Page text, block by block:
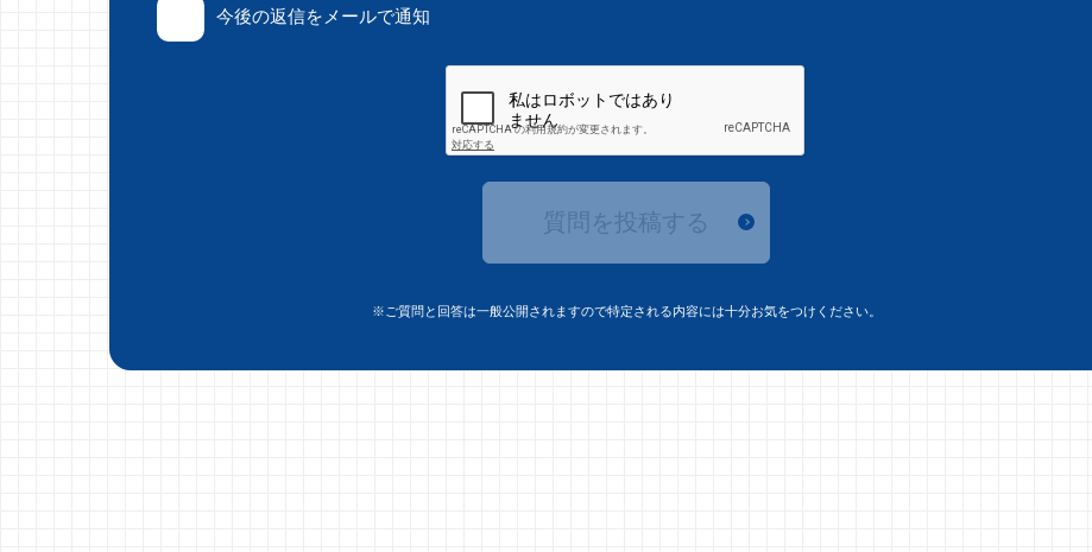
今後の返信をメールで通知
質問を投稿する
※ご質問と回答は一般公開されますので特定される内容には十分お気をつけください。